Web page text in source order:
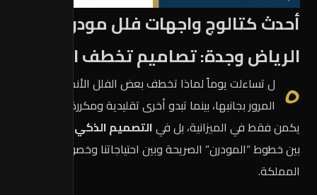
أحدث كتالوج واجهات فلل مودرن في
الرياض وجدة: تصاميم تخطف الأنظار
هل تساءلت يوماً لماذا تخطف بعض الفلل الأنظار بمجرد المرور بجانبها، بينما تبدو أخرى تقليدية ومكررة؟ السر لا
يكمن فقط في الميزانية، بل فيالتصميم الذكي
بين خطوط “المودرن” الصريحة وبين احتياجاتنا وخصوصيتنا في
المملكة.